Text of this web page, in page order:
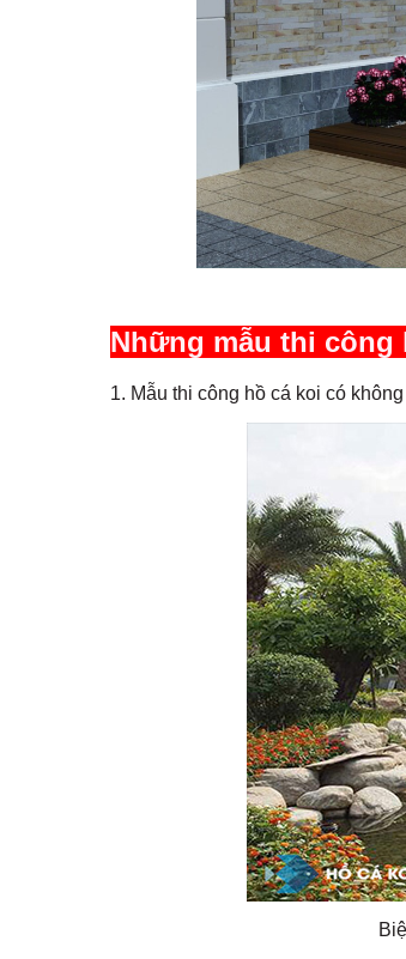
Những mẫu thi công
1. Mẫu thi công hồ cá koi có